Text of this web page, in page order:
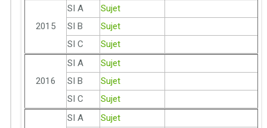
2015
SI A
Sujet
SI B
Sujet
SI C
Sujet
2016
SI A
Sujet
SI B
Sujet
SI C
Sujet
SI A
Sujet